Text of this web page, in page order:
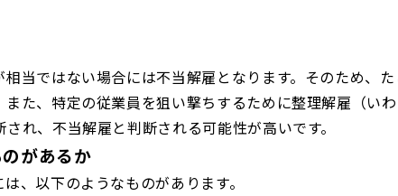
当ではない場合には不当解雇となります。そのため、
た、特定の従業員を狙い撃ちするために整理解雇（い
れ、不当解雇と判断される可能性が高いです。
があるか
、以下のようなものがあります。